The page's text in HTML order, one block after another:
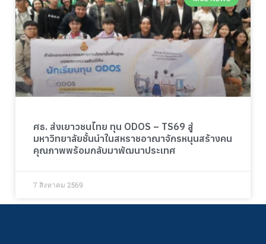
ศธ. ส่งเยาวชนไทย ทุน ODOS – TS69 สู่
มหาวิทยาลัยชั้นนำในสหราชอาณาจักรหนุนสร้างคน
คุณภาพพร้อมกลับมาพัฒนาประเทศ
7 สิงหาคม 2569